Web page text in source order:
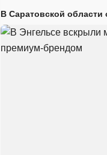
В Саратовской